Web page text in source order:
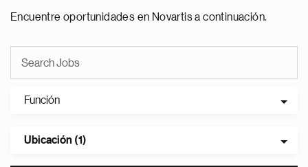
Encuentre oportunidades en Novartis a continuación.
Función
Ubicación (1)